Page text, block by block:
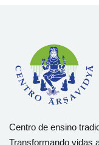
Centro de ensino
Transformando vidas